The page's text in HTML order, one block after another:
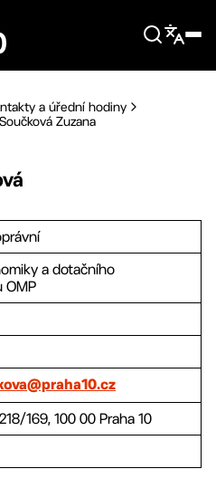
a úřední hodiny
Součková Zuzana
a dotačního
OMP
169, 100 00 Praha 10